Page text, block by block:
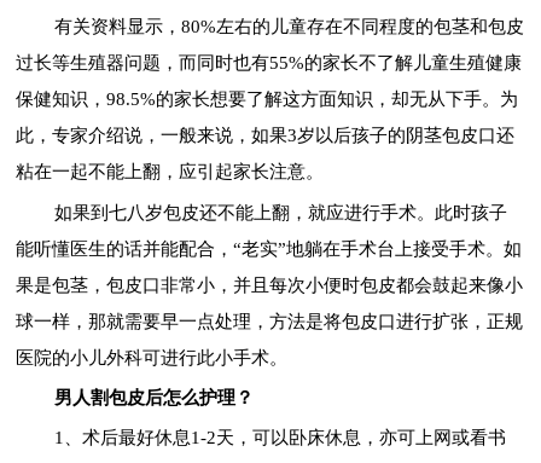
有关资料显示，80%左右的儿童存在不同程度的包茎和包皮
过长等生殖器问题，而同时也有55%的家长不了解儿童生殖健康
保健知识，98.5%的家长想要了解这方面知识，却无从下手。为
此，专家介绍说，一般来说，如果3岁以后孩子的阴茎包皮口还
粘在一起不能上翻，应引起家长注意。
如果到七八岁包皮还不能上翻，就应进行手术。此时孩子
能听懂医生的话并能配合，“老实”地躺在手术台上接受手术。如
果是包茎，包皮口非常小，并且每次小便时包皮都会鼓起来像小
球一样，那就需要早一点处理，方法是将包皮口进行扩张，正规
医院的小儿外科可进行此小手术。
男人割包皮后怎么护理？
1、术后最好休息1-2天，可以卧床休息，亦可上网或看书